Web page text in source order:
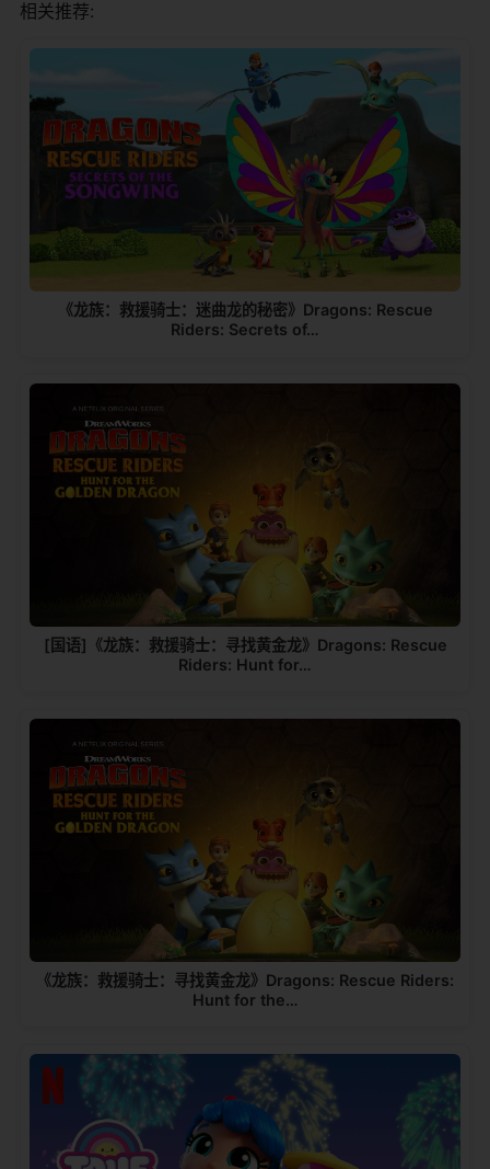
相关推荐:
《龙族：救援骑士：迷曲龙的秘密》Dragons: Rescue
Riders: Secrets of…
[国语]《龙族：救援骑士：寻找黄金龙》Dragons: Rescue
Riders: Hunt for…
《龙族：救援骑士：寻找黄金龙》Dragons: Rescue Riders:
Hunt for the…